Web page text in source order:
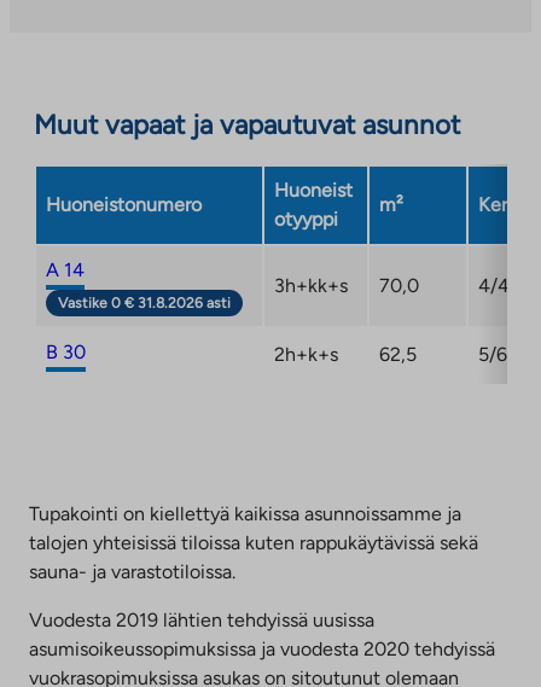
uuteen
Muut vapaat ja vapautuvat asunnot
Huoneistonumero
Huoneist
otyyppi
m² Kerros
A 14
Vastike 0 € 31.8.2026 asti
3h+kk+s 70,0 4/4
B 30 2h+k+s 62,5 5/6
Tupakointi on kiellettyä kaikissa asunnoissamme ja
talojen yhteisissä tiloissa kuten rappukäytävissä sekä
sauna- ja varastotiloissa.
Vuodesta 2019 lähtien tehdyissä uusissa
asumisoikeussopimuksissa ja vuodesta 2020 tehdyissä
vuokrasopimuksissa asukas on sitoutunut olemaan